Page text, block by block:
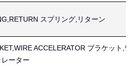
スプリング,リターン
ACCELERATOR ブラケット,
ーター